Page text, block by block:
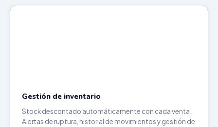
Gestión de inventario
Stock descontado automáticamente con cada venta.
Alertas de ruptura, historial de movimientos y gestión de